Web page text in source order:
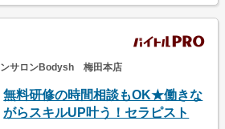
ンサロンBodysh 梅田本店
無料研修の時間相談もOK★働きな
がらスキルUP叶う！セラピスト